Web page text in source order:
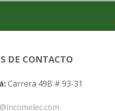
DE CONTACTO
Carrera 49B # 93-31